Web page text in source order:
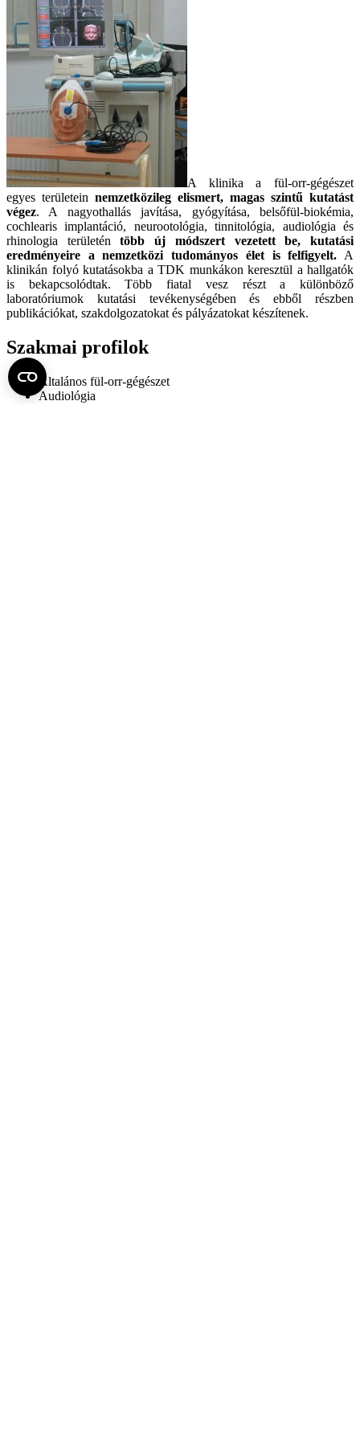
A klinika a fül-orr-gégészet
egyes területein nemzetközileg elismert, magas szintű kutatást
végez. A nagyothallás javítása, gyógyítása, belsőfül-biokémia,
cochlearis implantáció, neurootológia, tinnitológia, audiológia és
rhinologia területéntöbb új módszert vezetett be, kutatási
eredményeire a nemzetközi tudományos élet is felfigyelt. A
klinikán folyó kutatásokba a TDK munkákon keresztül a hallgatók
is bekapcsolódtak. Több fiatal vesz részt a különböző
laboratóriumok kutatási tevékenységében és ebből részben
publikációkat, szakdolgozatokat és pályázatokat készítenek.
Szakmai profilok
Általános fül-orr-gégészet
Audiológia